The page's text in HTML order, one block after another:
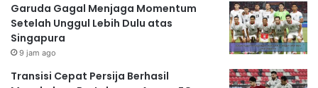
Garuda Gagal Menjaga Momentum
Setelah Unggul Lebih Dulu atas
Singapura
9 jam ago
Transisi Cepat Persija Berhasil